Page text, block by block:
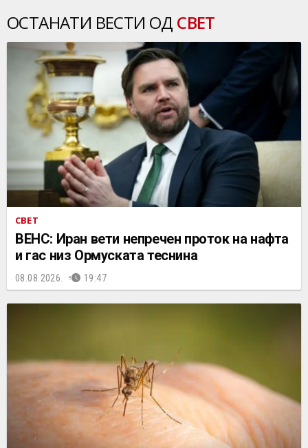
ОСТАНАТИ ВЕСТИ ОД СВЕТ
СВЕТ
ВЕНС: Иран вети непречен проток на нафта
и гас низ Ормуската теснина
08.08.2026. 19:47